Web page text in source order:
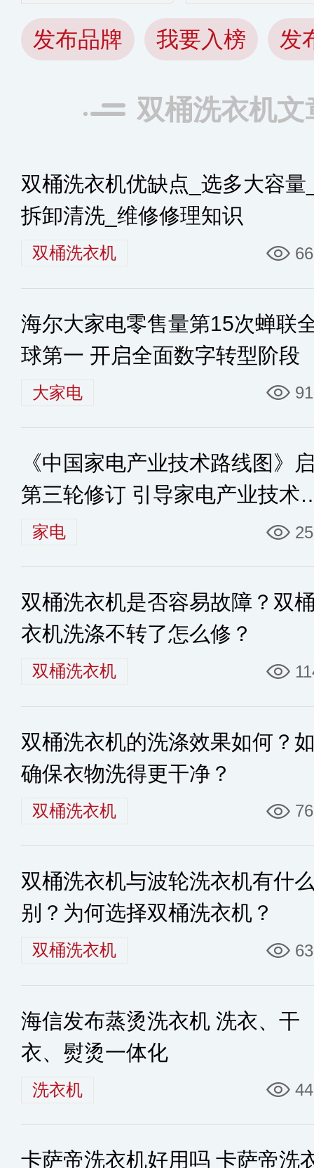
发布品牌 我要入榜 发
双桶洗衣机文
双桶洗衣机优缺点_选多大容量
拆卸清洗_维修修理知识
双桶洗衣机
海尔大家电零售量第15次蝉联
球第一 开启全面数字转型阶段
大家电
《中国家电产业技术路线图》
第三轮修订 引导家电产业技术
展方向
家电
双桶洗衣机是否容易故障？双
衣机洗涤不转了怎么修？
双桶洗衣机
双桶洗衣机的洗涤效果如何？
确保衣物洗得更干净？
双桶洗衣机 76
双桶洗衣机与波轮洗衣机有什
别？为何选择双桶洗衣机？
双桶洗衣机 63
海信发布蒸烫洗衣机 洗衣、干
衣、熨烫一体化
洗衣机
卡萨帝洗衣机好用吗 卡萨帝洗